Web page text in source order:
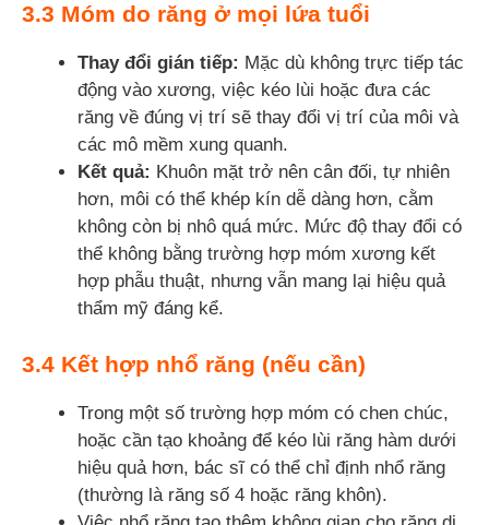
3.3 Móm do răng ở mọi lứa tuổi
Thay đổi gián tiếp: Mặc dù không trực tiếp tác
động vào xương, việc kéo lùi hoặc đưa các
răng về đúng vị trí sẽ thay đổi vị trí của môi và
các mô mềm xung quanh.
Kết quả: Khuôn mặt trở nên cân đối, tự nhiên
hơn, môi có thể khép kín dễ dàng hơn, cằm
không còn bị nhô quá mức. Mức độ thay đổi có
thể không bằng trường hợp móm xương kết
hợp phẫu thuật, nhưng vẫn mang lại hiệu quả
thẩm mỹ đáng kể.
3.4 Kết hợp nhổ răng (nếu cần)
Trong một số trường hợp móm có chen chúc,
hoặc cần tạo khoảng để kéo lùi răng hàm dưới
hiệu quả hơn, bác sĩ có thể chỉ định nhổ răng
(thường là răng số 4 hoặc răng khôn).